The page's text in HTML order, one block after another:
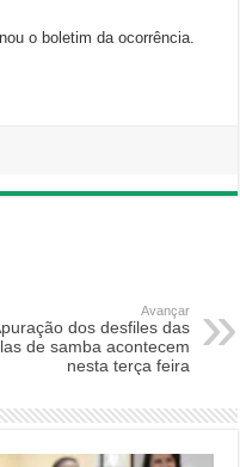
o boletim da ocorrência.
Avançar
dos desfiles das
de samba acontecem
nesta terça feira